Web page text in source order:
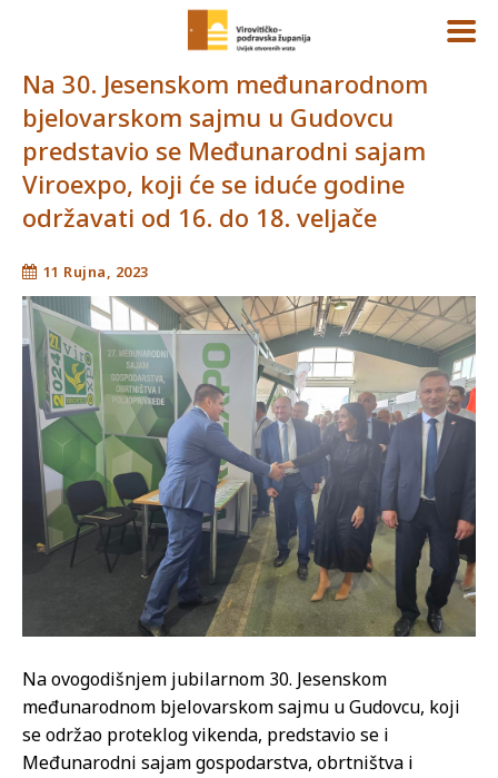
Na 30. Jesenskom međunarodnom
bjelovarskom sajmu u Gudovcu
predstavio se Međunarodni sajam
Viroexpo, koji će se iduće godine
održavati od 16. do 18. veljače
11 Rujna, 2023
Na ovogodišnjem jubilarnom 30. Jesenskom
međunarodnom bjelovarskom sajmu u Gudovcu, koji
se održao proteklog vikenda, predstavio se i
Međunarodni sajam gospodarstva, obrtništva i